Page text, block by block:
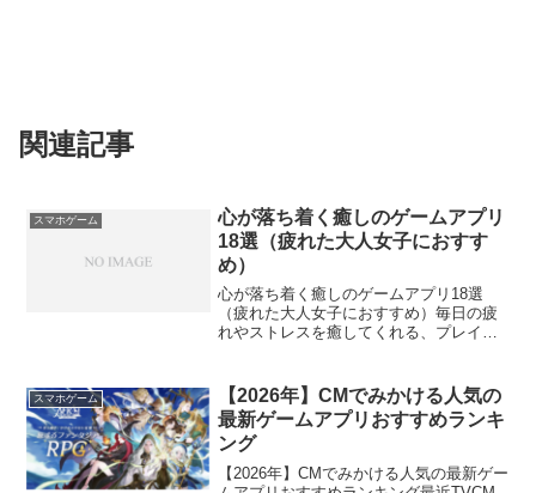
関連記事
スマホゲーム
心が落ち着く癒しのゲームアプリ
18選（疲れた大人女子におすす
め）
心が落ち着く癒しのゲームアプリ18選
（疲れた大人女子におすすめ）毎日の疲
れやストレスを癒してくれる、プレイす
記の要素を重視してみました。・対戦、
競争要素なし・マイペース...
スマホゲーム
【2026年】CMでみかける人気の
最新ゲームアプリおすすめランキ
ング
【2026年】CMでみかける人気の最新ゲー